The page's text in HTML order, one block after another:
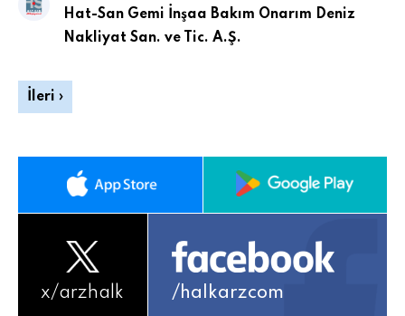
Hat-San Gemi İnşaa Bakım Onarım Deniz
Nakliyat San. ve Tic. A.Ş.
İleri ›
x/arzhalk /halkarzcom